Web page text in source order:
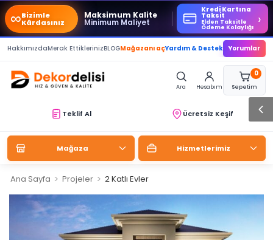
∞Bizimle
Kârdasınız
Maksimum Kalite
Minimum Maliyet
Kredi Kartına
Taksit
Elden Taksitle
Ödeme Kolaylığı
›
HakkımızdaMerak EttiklerinizBLOGMağazanı açYardım & Destek Yorumlar
Ara Hesabım
0
Sepetim
Teklif Al Ücretsiz Keşif
Mağaza Hizmetlerimiz
Ana Sayfa > Projeler > 2 Katlı Evler